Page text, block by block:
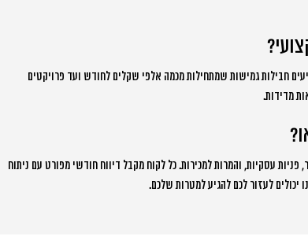
חבילות גמישות שמתחילות מכמה אלפי שקלים לחודש ועד פרויקטים
מדידות.
עסקיות, והמרות למכירות. כל לקוח מקבל דיווח חודשי מפורט עם ניתוח
יכולים לעזור לכם להגיע למטרות שלכם.